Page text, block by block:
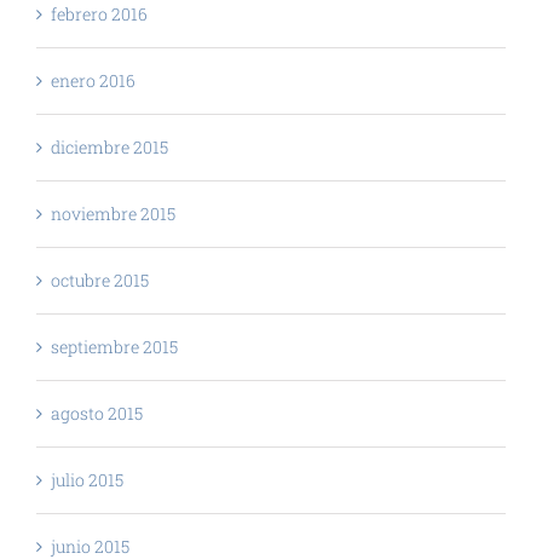
febrero 2016
enero 2016
diciembre 2015
noviembre 2015
octubre 2015
septiembre 2015
agosto 2015
julio 2015
junio 2015